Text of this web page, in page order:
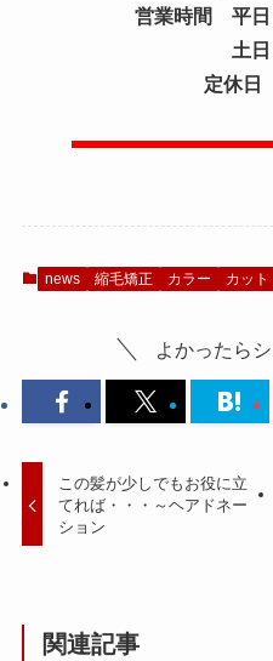
営業時間 平日
土日 9：
定休
news 縮毛矯正 カラー カット
よかったら
この髪が少しでもお役に立
てれば・・・～ヘアドネー
ション
関連記事